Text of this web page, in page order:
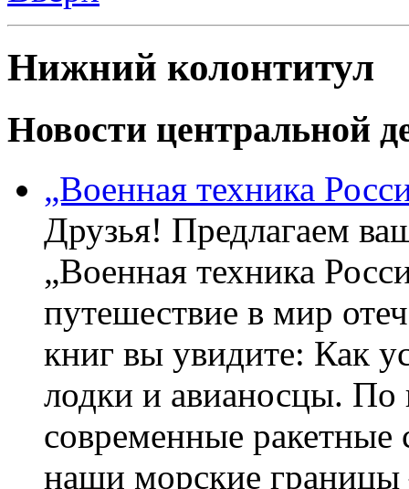
Нижний колонтитул
Новости центральной
„Военная техника
Друзья! Предлагаем
„Военная техника
путешествие в мир
книг вы увидите: Как
лодки и авианосцы.
современные ракетные
наши морские